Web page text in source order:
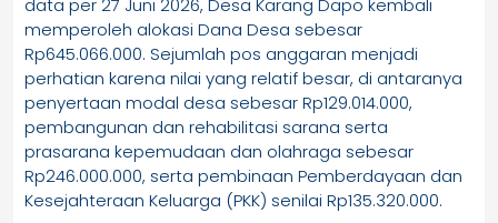
data per 27 Juni 2026, Desa Karang Dapo kembali
memperoleh alokasi Dana Desa sebesar
Rp645.066.000. Sejumlah pos anggaran menjadi
perhatian karena nilai yang relatif besar, di antaranya
penyertaan modal desa sebesar Rp129.014.000,
pembangunan dan rehabilitasi sarana serta
prasarana kepemudaan dan olahraga sebesar
Rp246.000.000, serta pembinaan Pemberdayaan dan
Kesejahteraan Keluarga (PKK) senilai Rp135.320.000.